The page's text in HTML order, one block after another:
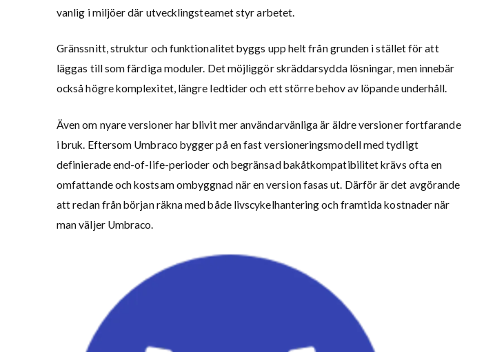
vanlig i miljöer där utvecklingsteamet styr arbetet.
Gränssnitt, struktur och funktionalitet byggs upp helt från grunden i stället för att
läggas till som färdiga moduler. Det möjliggör skräddarsydda lösningar, men innebär
också högre komplexitet, längre ledtider och ett större behov av löpande underhåll.
Även om nyare versioner har blivit mer användarvänliga är äldre versioner fortfarande
i bruk. Eftersom Umbraco bygger på en fast versioneringsmodell med tydligt
definierade end-of-life-perioder och begränsad bakåtkompatibilitet krävs ofta en
omfattande och kostsam ombyggnad när en version fasas ut. Därför är det avgörande
att redan från början räkna med både livscykelhantering och framtida kostnader när
man väljer Umbraco.